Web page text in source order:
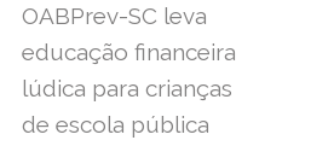
OABPrev-SC leva
educação financeira
lúdica para crianças
de escola pública